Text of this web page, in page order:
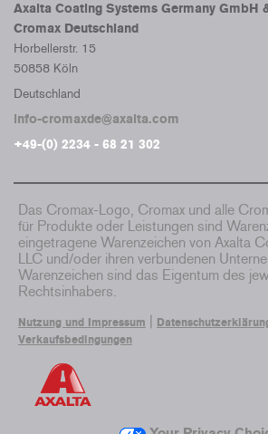
Axalta Coating Systems Germany GmbH
Cromax Deutschland
Horbellerstr. 15
50858 Köln
Deutschland
info-cromaxde@axalta.com
+49-(0) 2234 - 68 21 302
Das Cromax-Logo, Cromax und alle
für Produkte oder Leistungen sind
eingetragene Warenzeichen von Axalta
LLC und/oder ihren verbundenen
Warenzeichen sind das Eigentum des
Rechtsinhabers.
Nutzung und Impressum
Verkaufsbedingungen